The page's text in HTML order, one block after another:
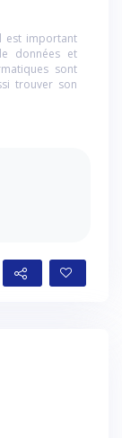
est important
données et
sont
trouver son